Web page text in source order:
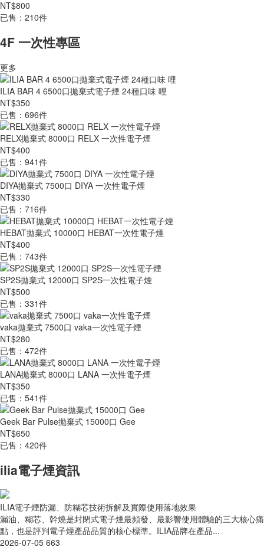
NT$800
已售：210件
4F 一次性專區
更多
ILIA BAR 4 6500口拋棄式電子煙 24種口味 哩
NT$350
已售：696件
RELX拋棄式 8000口 RELX 一次性電子煙
NT$400
已售：941件
DIYA拋棄式 7500口 DIYA 一次性電子煙
NT$330
已售：716件
HEBAT拋棄式 10000口 HEBAT一次性電子煙
NT$400
已售：743件
SP2S拋棄式 12000口 SP2S一次性電子煙
NT$500
已售：331件
vaka拋棄式 7500口 vaka一次性電子煙
NT$280
已售：472件
LANA拋棄式 8000口 LANA 一次性電子煙
NT$350
已售：541件
Geek Bar Pulse拋棄式 15000口 Gee
NT$650
已售：420件
ilia電子煙資訊
ILIA電子煙防漏、防糊芯技術拆解及實際使用落地效果
漏油、糊芯、幹燒是封閉式電子煙最頻發、最影響使用體驗的三大核心痛
點，也是評判電子煙產品品質的核心標準。ILIA品牌在產品...
2026-07-05 663